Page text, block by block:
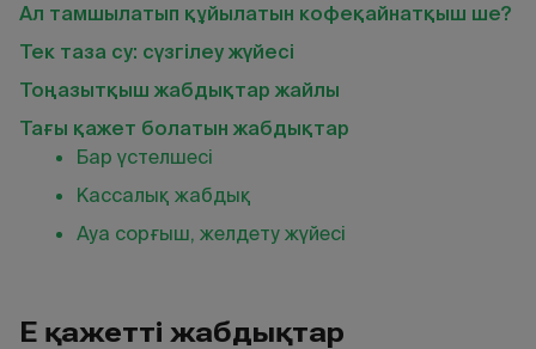
Ал тамшылатып құйылатын кофеқайнатқыш ше?
Тек таза су: сүзгілеу жүйесі
Тоңазытқыш жабдықтар жайлы
Тағы қажет болатын жабдықтар
Бар үстелшесі
Кассалық жабдық
Ауа сорғыш, желдету жүйесі
Ең қажетті жабдықтар